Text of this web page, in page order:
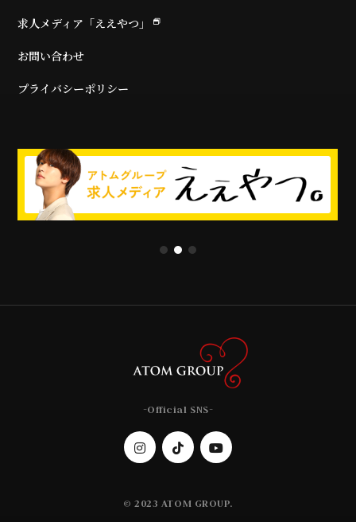
求人メディア「ええやつ」
お問い合わせ
プライバシーポリシー
-Official SNS-
© 2023 ATOM GROUP.